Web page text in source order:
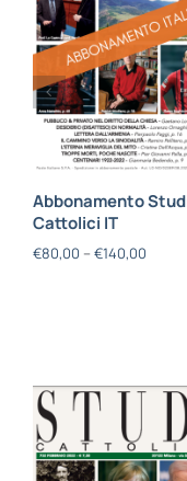
Abbonamento
Cattolici IT
€80,00 – €140,00